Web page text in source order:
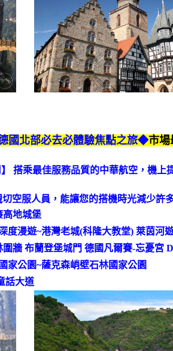
國北部必去必體驗焦點之旅◆市場
搭乘最佳服務品質的中華航空，機
空服人員，能讓您的搭機時光減少許
高地城堡
度漫遊~港灣老城(科隆大教堂) 萊茵河
牆 布蘭登堡城門 德國凡爾賽-忘憂宮
家公園~薩克森峭壁石林國家公園
話大道